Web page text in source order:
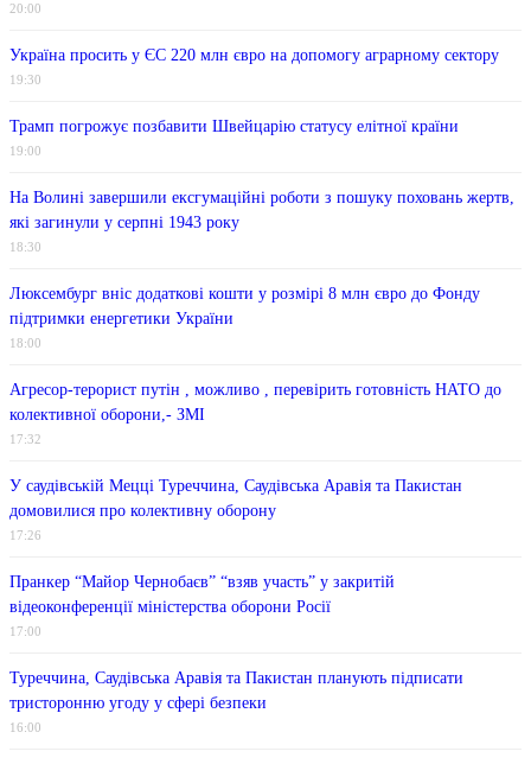
20:00
Україна просить у ЄС 220 млн євро на допомогу аграрному сектору
19:30
Трамп погрожує позбавити Швейцарію статусу елітної країни
19:00
На Волині завершили ексгумаційні роботи з пошуку поховань жертв,
які загинули у серпні 1943 року
18:30
Люксембург вніс додаткові кошти у розмірі 8 млн євро до Фонду
підтримки енергетики України
18:00
Агресор-терорист путін , можливо , перевірить готовність НАТО до
колективної оборони,- ЗМІ
17:32
У саудівській Мецці Туреччина, Саудівська Аравія та Пакистан
домовилися про колективну оборону
17:26
Пранкер “Майор Чернобаєв” “взяв участь” у закритій
відеоконференції міністерства оборони Росії
17:00
Туреччина, Саудівська Аравія та Пакистан планують підписати
тристоронню угоду у сфері безпеки
16:00